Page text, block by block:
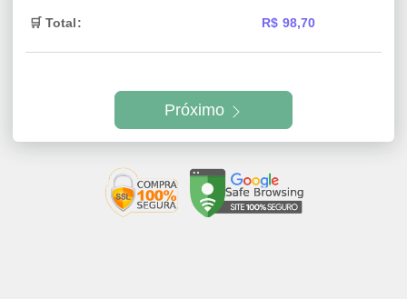
🛒 Total: R$ 98,70
Próximo